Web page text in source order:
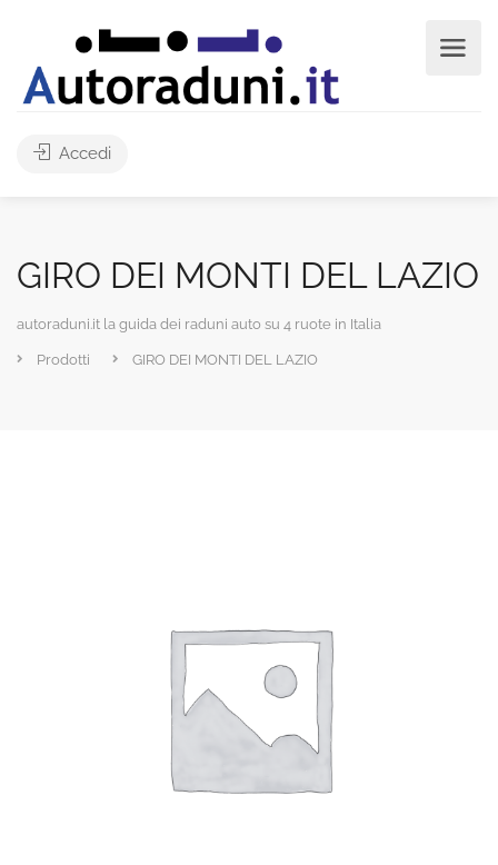
Accedi
GIRO DEI MONTI DEL LAZIO
autoraduni.it la guida dei raduni auto su 4 ruote in Italia
Prodotti GIRO DEI MONTI DEL LAZIO